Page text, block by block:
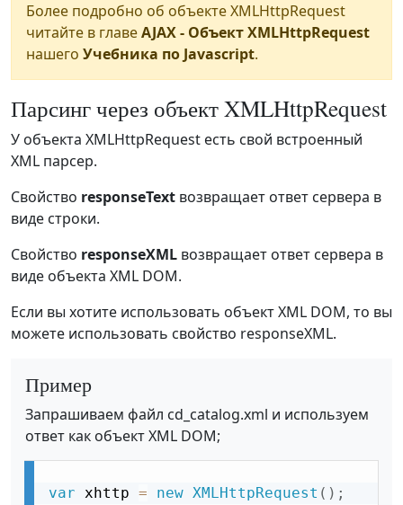
Более подробно об объекте XMLHttpRequest
читайте в главеAJAX - Объект XMLHttpRequest
нашего Учебника по Javascript.
Парсинг через объект XMLHttpRequest
У объекта XMLHttpRequest есть свой встроенный
XML парсер.
Свойство responseText возвращает ответ сервера в
виде строки.
Свойство responseXML возвращает ответ сервера в
виде объекта XML DOM.
Если вы хотите использовать объект XML DOM, то вы
можете использовать свойство responseXML.
Пример
Запрашиваем файл cd_catalog.xml и используем
ответ как объект XML DOM;
var xhttp = new XMLHttpRequest ( ) ;